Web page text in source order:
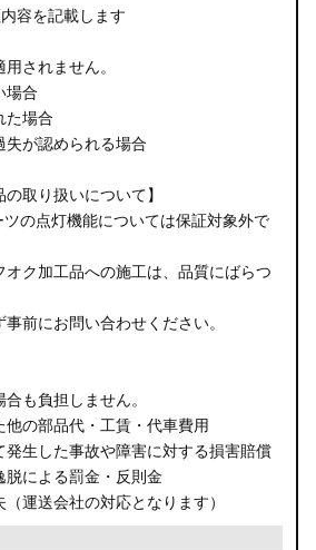
容を記載します
されません。
場合
た場合
失が認められる場合
の取り扱いについて】
の点灯機能については保証対象外で
ク加工品への施工は、品質にばらつ
前にお問い合わせください。
も負担しません。
他の部品代・工賃・代車費用
発生した事故や障害に対する損害賠償
脱による罰金・反則金
（運送会社の対応となります）